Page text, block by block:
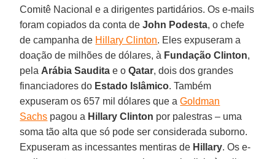
Comitê Nacional e a dirigentes partidários. Os e-mails
foram copiados da conta deJohn Podesta, o chefe
de campanha de Hillary Clinton. Eles expuseram a
doação de milhões de dólares, à Fundação Clinton,
pela Arábia Saudita e oQatar, dois dos grandes
financiadores do Estado Islâmico. Também
expuseram os 657 mil dólares que aGoldman
Sachs pagou a Hillary Clinton por palestras – uma
soma tão alta que só pode ser considerada suborno.
Expuseram as incessantes mentiras de Hillary. Os e-